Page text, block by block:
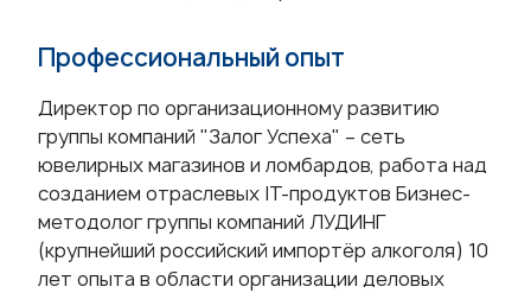
Профессиональный опыт
Директор по организационному развитию
группы компаний "Залог Успеха" – сеть
ювелирных магазинов и ломбардов, работа над
созданием отраслевых IT-продуктов Бизнес-
методолог группы компаний ЛУДИНГ
(крупнейший российский импортёр алкоголя) 10
лет опыта в области организации деловых